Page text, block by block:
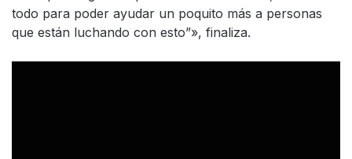
todo para poder ayudar un poquito más a personas
que están luchando con esto”», finaliza.